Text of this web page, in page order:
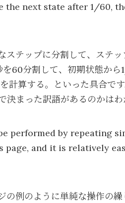
next state after 1/60,
ステップに分割して、ステ
60分割して、初期状態か
計算する。といった具合で
まった訳語があるのかはわ
performed by repeating
page, and it is relatively
例のように単純な操作の繰